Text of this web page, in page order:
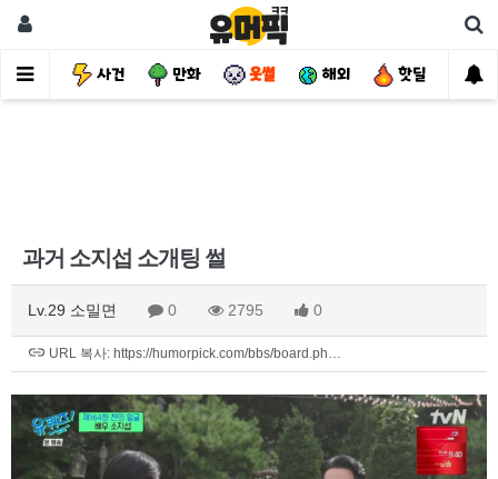
유머 사건 만화 웃썰 해외 핫딜 자
과거 소지섭 소개팅 썰
Lv.29 소밀면 0 2795 0
URL 복사: https://humorpick.com/bbs/board.ph…